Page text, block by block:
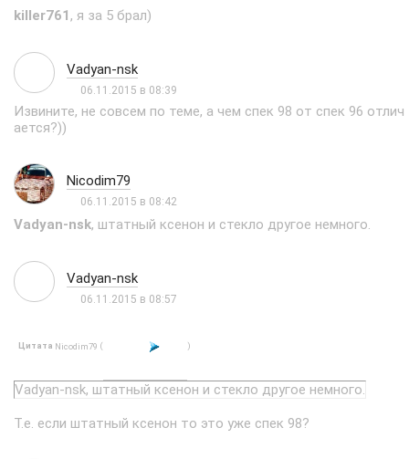
killer761, я за 5 брал)
Vadyan-nsk
06.11.2015 в 08:39
Извините, не совсем по теме, а чем спек 98 от спек 96 отлич
ается?))
Nicodim79
06.11.2015 в 08:42
Vadyan-nsk, штатный ксенон и стекло другое немного.
Vadyan-nsk
06.11.2015 в 08:57
Цитата Nicodim79 ( )
Vadyan-nsk, штатный ксенон и стекло другое немного.
Т.е. если штатный ксенон то это уже спек 98?